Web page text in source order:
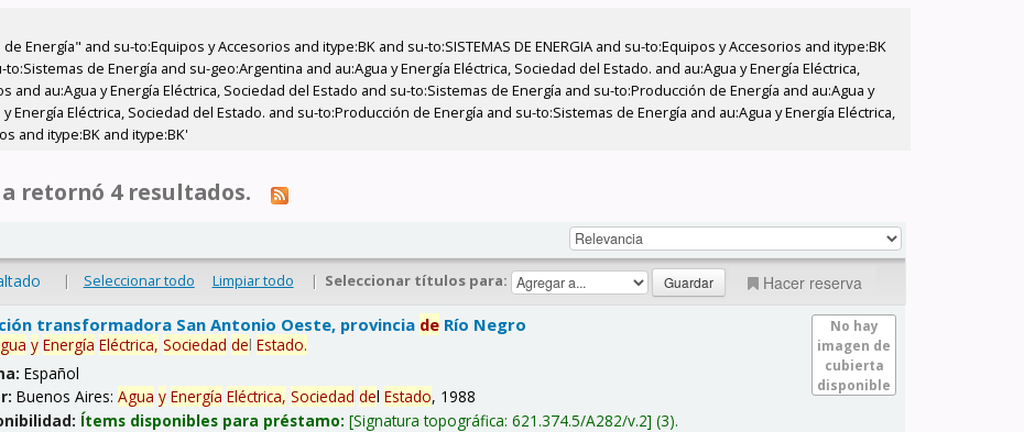
Energía" and su-to:Equipos y Accesorios and itype:BK and su-to:SISTEMAS DE ENERGIA and su-to:Equipos y Accesorios and itype:BK
de Energía and su-geo:Argentina and au:Agua y Energía Eléctrica, Sociedad del Estado. and au:Agua y Energía Eléctrica,
and au:Agua y Energía Eléctrica, Sociedad del Estado and su-to:Sistemas de Energía and su-to:Producción de Energía and au:Agua y
Energía Eléctrica, Sociedad del Estado. and su-to:Producción de Energía and su-to:Sistemas de Energía and au:Agua y Energía Eléctrica,
and itype:BK and itype:BK'
retornó 4 resultados.
| Seleccionar todo Limpiar todo | Seleccionar títulos para: Hacer reserva
No hay
imagen de
cubierta
disponible
transformadora San Antonio Oeste, provincia de Río Negro
y Energía Eléctrica, Sociedad delEstado.
Español
Buenos Aires:Agua y Energía Eléctrica, Sociedad delEstado, 1988
Ítems disponibles para préstamo: Signatura topográfica:621.374.5/A282/v.2 (3).